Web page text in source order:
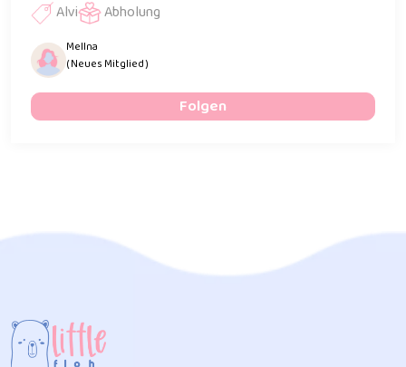
Alvi Abholung
MelIna
( Neues Mitglied )
Folgen